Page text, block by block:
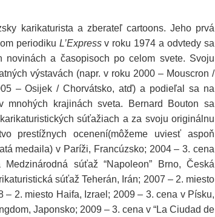
karikaturista a zberateľ cartoons. Jeho prvá
periodiku L’Expressv roku 1974 a odvtedy sa
a časopisoch po celom svete. Svoju
výstavách (napr. v roku 2000 – Mouscron /
– Osijek / Chorvátsko, atď) a podieľal sa na
mnohých krajinách sveta. Bernard Bouton sa
súťažiach a za svoju originálnu
prestížnych ocenení(môžeme uviesť aspoň
medaila) v Paríži, Francúzsko; 2004 – 3. cena
súťaž “Napoleon” Brno, Česká
súťaž Teherán, Irán; 2007 – 2. miesto
– 2. miesto Haifa, Izrael; 2009 – 3. cena v Písku,
Japonsko; 2009 – 3. cena v “La Ciudad de